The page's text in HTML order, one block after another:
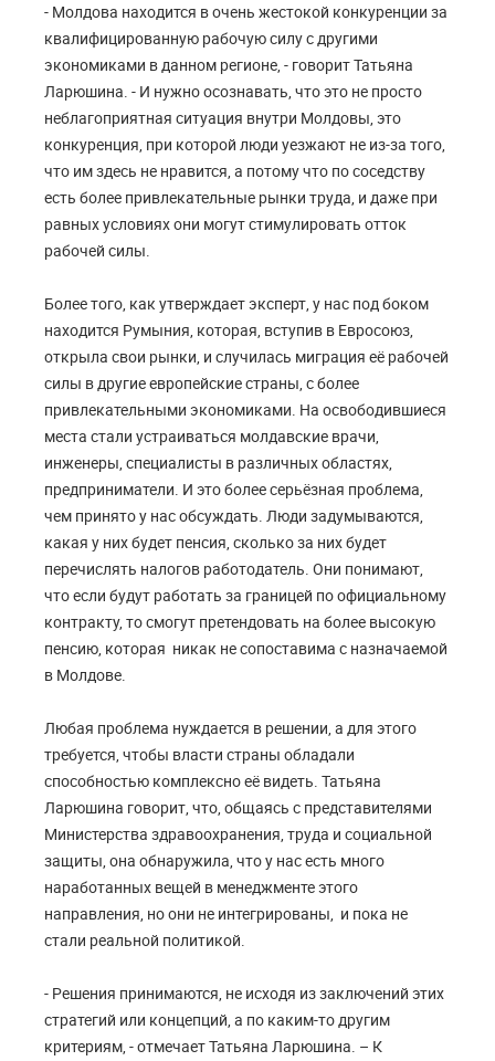
- Молдова находится в очень жестокой конкуренции за
квалифицированную рабочую силу с другими
экономиками в данном регионе, - говорит Татьяна
Ларюшина. - И нужно осознавать, что это не просто
неблагоприятная ситуация внутри Молдовы, это
конкуренция, при которой люди уезжают не из-за того,
что им здесь не нравится, а потому что по соседству
есть более привлекательные рынки труда, и даже при
равных условиях они могут стимулировать отток
рабочей силы.
Более того, как утверждает эксперт, у нас под боком
находится Румыния, которая, вступив в Евросоюз,
открыла свои рынки, и случилась миграция её рабочей
силы в другие европейские страны, с более
привлекательными экономиками. На освободившиеся
места стали устраиваться молдавские врачи,
инженеры, специалисты в различных областях,
предприниматели. И это более серьёзная проблема,
чем принято у нас обсуждать. Люди задумываются,
какая у них будет пенсия, сколько за них будет
перечислять налогов работодатель. Они понимают,
что если будут работать за границей по официальному
контракту, то смогут претендовать на более высокую
пенсию, которая никак не сопоставима с назначаемой
в Молдове.
Любая проблема нуждается в решении, а для этого
требуется, чтобы власти страны обладали
способностью комплексно её видеть. Татьяна
Ларюшина говорит, что, общаясь с представителями
Министерства здравоохранения, труда и социальной
защиты, она обнаружила, что у нас есть много
наработанных вещей в менеджменте этого
направления, но они не интегрированы, и пока не
стали реальной политикой.
- Решения принимаются, не исходя из заключений этих
стратегий или концепций, а по каким-то другим
критериям, - отмечает Татьяна Ларюшина. – К